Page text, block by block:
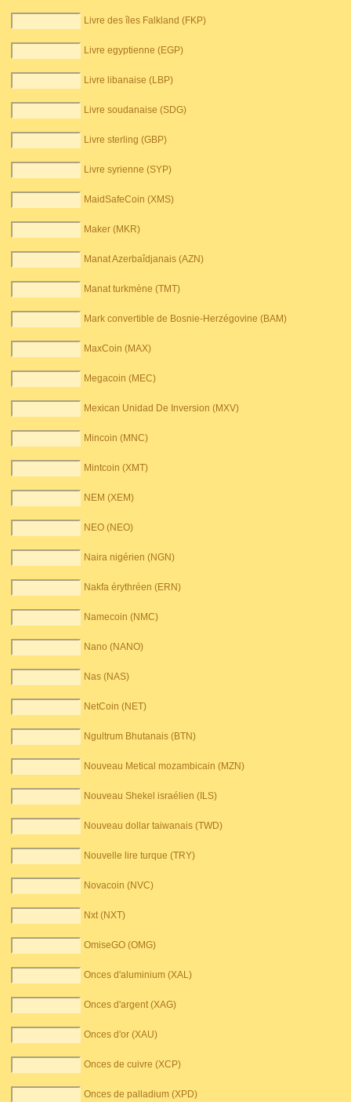
Livre des îles Falkland (FKP)
Livre egyptienne (EGP)
Livre libanaise (LBP)
Livre soudanaise (SDG)
Livre sterling (GBP)
Livre syrienne (SYP)
MaidSafeCoin (XMS)
Maker (MKR)
Manat Azerbaîdjanais (AZN)
Manat turkmène (TMT)
Mark convertible de Bosnie-Herzégovine (BAM)
MaxCoin (MAX)
Megacoin (MEC)
Mexican Unidad De Inversion (MXV)
Mincoin (MNC)
Mintcoin (XMT)
NEM (XEM)
NEO (NEO)
Naira nigérien (NGN)
Nakfa érythréen (ERN)
Namecoin (NMC)
Nano (NANO)
Nas (NAS)
NetCoin (NET)
Ngultrum Bhutanais (BTN)
Nouveau Metical mozambicain (MZN)
Nouveau Shekel israélien (ILS)
Nouveau dollar taiwanais (TWD)
Nouvelle lire turque (TRY)
Novacoin (NVC)
Nxt (NXT)
OmiseGO (OMG)
Onces d'aluminium (XAL)
Onces d'argent (XAG)
Onces d'or (XAU)
Onces de cuivre (XCP)
Onces de palladium (XPD)